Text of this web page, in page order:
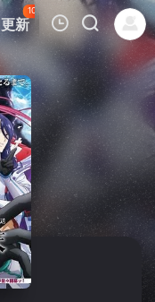
更新
104
热榜 APP